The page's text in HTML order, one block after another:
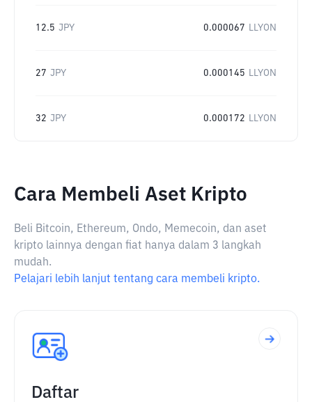
12.5 JPY 0.000067 LLYON
27 JPY 0.000145 LLYON
32 JPY 0.000172 LLYON
Cara Membeli Aset Kripto
Beli Bitcoin, Ethereum, Ondo, Memecoin, dan aset
kripto lainnya dengan fiat hanya dalam 3 langkah
mudah.
Pelajari lebih lanjut tentang cara membeli kripto.
Daftar